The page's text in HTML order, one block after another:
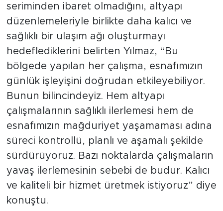
seriminden ibaret olmadığını, altyapı
düzenlemeleriyle birlikte daha kalıcı ve
sağlıklı bir ulaşım ağı oluşturmayı
hedeflediklerini belirten Yılmaz, “Bu
bölgede yapılan her çalışma, esnafımızın
günlük işleyişini doğrudan etkileyebiliyor.
Bunun bilincindeyiz. Hem altyapı
çalışmalarının sağlıklı ilerlemesi hem de
esnafımızın mağduriyet yaşamaması adına
süreci kontrollü, planlı ve aşamalı şekilde
sürdürüyoruz. Bazı noktalarda çalışmaların
yavaş ilerlemesinin sebebi de budur. Kalıcı
ve kaliteli bir hizmet üretmek istiyoruz” diye
konuştu.